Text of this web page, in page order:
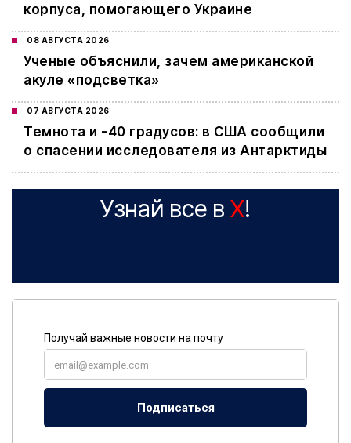
корпуса, помогающего Украине
08 АВГУСТА 2026
Ученые объяснили, зачем американской
акуле «подсветка»
07 АВГУСТА 2026
Темнота и -40 градусов: в США сообщили
о спасении исследователя из Антарктиды
Узнай все в X!